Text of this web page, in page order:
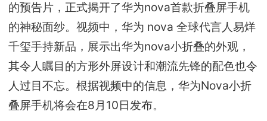
的预告片，正式揭开了华为nova首款折叠屏手机
的神秘面纱。视频中，华为 nova 全球代言人易烊
千玺手持新品，展示出华为nova小折叠的外观，
其令人瞩目的方形外屏设计和潮流先锋的配色也令
人过目不忘。根据视频中的信息，华为Nova小折
叠屏手机将会在8月10日发布。